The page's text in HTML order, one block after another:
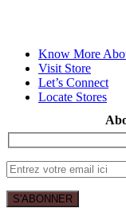
Know More
Visit Store
Let’s Connect
Locate Stores
S'ABONNER